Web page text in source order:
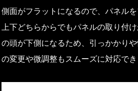
側面がフラットになるので、パネル
上下どちらからでもパネルの取り付
の頭が下側になるため、引っかかり
の変更や微調整もスムーズに対応でき